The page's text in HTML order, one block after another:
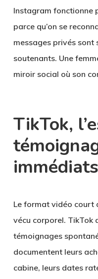
Instagram fonctionne
parce qu’on se
messages privés sont
soutenants. Une
miroir social où son
TikTok,
immédiats
Le format vidéo court
vécu corporel. TikTok
témoignages
documentent leurs
cabine, leurs dates